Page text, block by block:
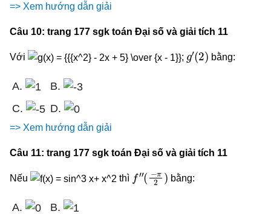
=> Xem hướng dẫn giải
Câu 10: trang 177 sgk toán Đại số và giải tích 11
Với ;
g′(2)
bằng:
A.
B.
C.
D.
=> Xem hướng dẫn giải
Câu 11: trang 177 sgk toán Đại số và giải tích 11
Nếu thì
″(− π2 )
bằng:
A.
B.